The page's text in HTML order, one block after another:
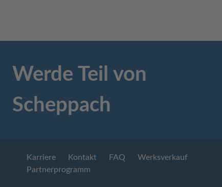
Werde Teil von
Scheppach
Karriere Kontakt FAQ
Werksverkauf
Partnerprogramm